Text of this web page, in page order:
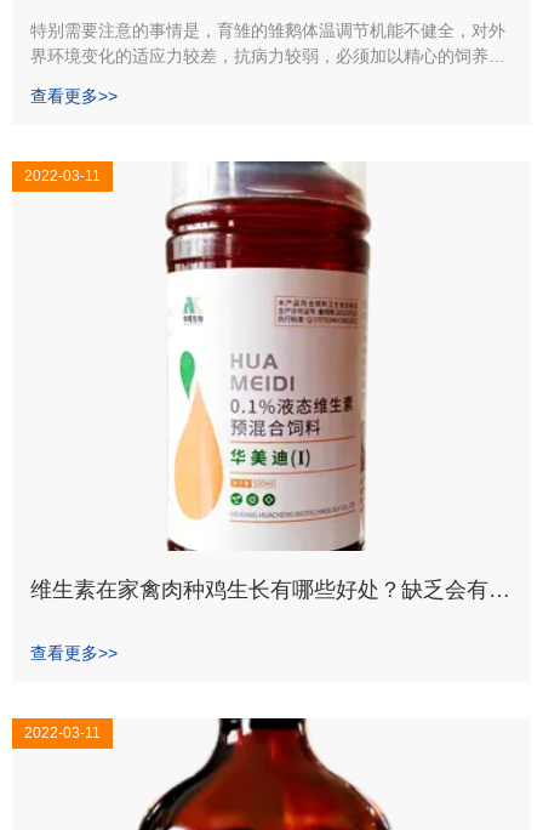
特别需要注意的事情是，育雏的雏鹅体温调节机能不健全，对外
界环境变化的适应力较差，抗病力较弱，必须加以精心的饲养管
生素，以防止鸭鹅群应激多大或者抵抗力弱。可以选用华美迪蛋
龄250ml/万羽，
3～5日龄500ml/万羽，
查看更多>>
2022-03-11
维生素在家禽肉种鸡生长有哪些好处？缺乏会有什
查看更多>>
2022-03-11